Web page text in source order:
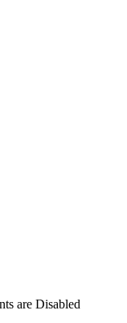
are Disabled